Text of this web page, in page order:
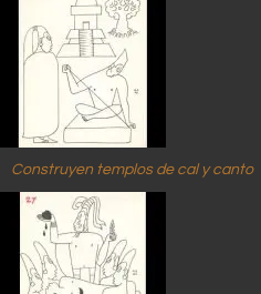
Construyen templos de cal y canto